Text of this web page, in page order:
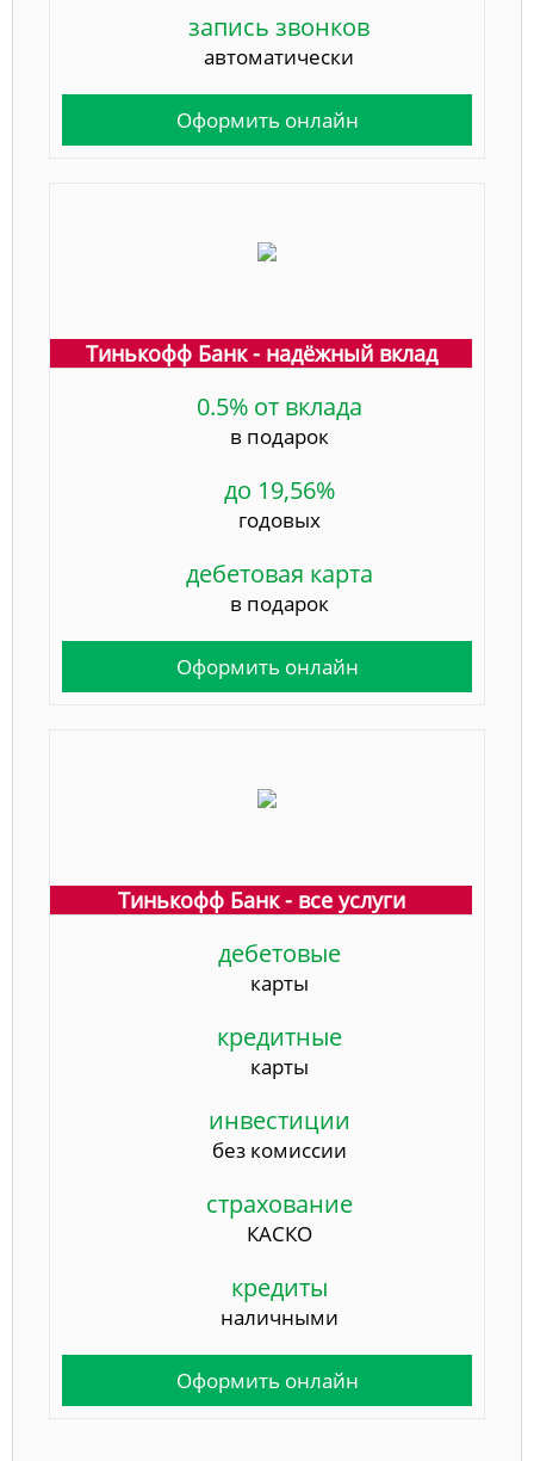
запись звонков
автоматически
Оформить онлайн
Тинькофф Банк - надёжный вклад
0.5% от вклада
в подарок
до 19,56%
годовых
дебетовая карта
в подарок
Оформить онлайн
Тинькофф Банк - все услуги
дебетовые
карты
кредитные
карты
инвестиции
без комиссии
страхование
КАСКО
кредиты
наличными
Оформить онлайн